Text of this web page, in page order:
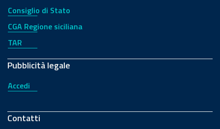
Consiglio di Stato
CGA Regione siciliana
TAR
Pubblicità legale
Accedi
Contatti